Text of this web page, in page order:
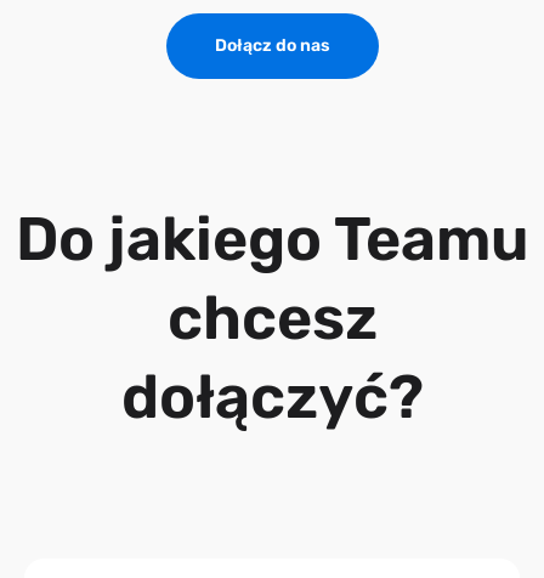
Dołącz do nas
Do jakiego Teamu
chcesz
dołączyć?